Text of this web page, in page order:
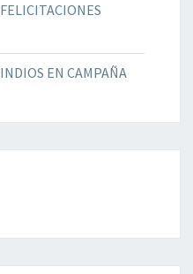
FELICITACIONES
INDIOS EN CAMPAÑA